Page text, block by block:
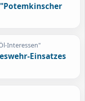
Interessen"
Einsatzes